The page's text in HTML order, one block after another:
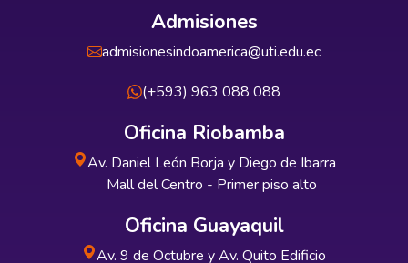
Admisiones
admisionesindoamerica@uti.edu.ec
(+593) 963 088 088
Oficina Riobamba
Av. Daniel León Borja y Diego de Ibarra
Mall del Centro - Primer piso alto
Oficina Guayaquil
Av. 9 de Octubre y Av. Quito Edificio